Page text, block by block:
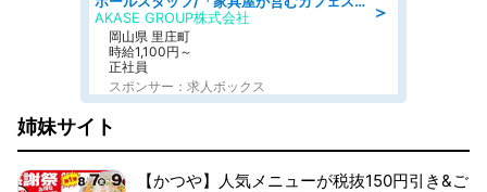
＞
AKASE GROUP株式会社
岡山県 里庄町
時給1,100円～
正社員
スポンサー：求人ボックス
姉妹サイト
【かつや】人気メニューが税抜150円引き&ご